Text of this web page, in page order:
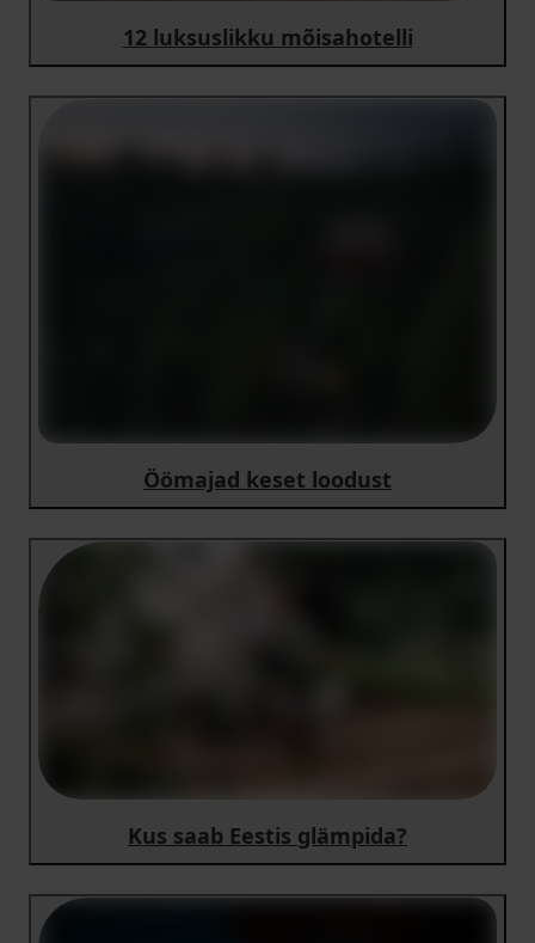
12 luksuslikku mõisahotelli
Öömajad keset loodust
Kus saab Eestis glämpida?